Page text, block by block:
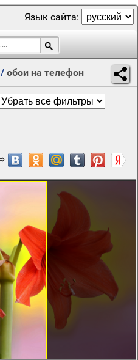
Язык сайта:
/ обои на телефон